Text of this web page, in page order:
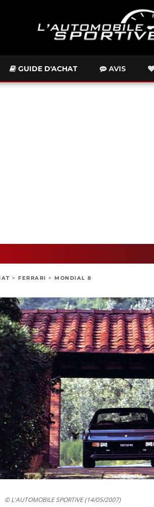
GUIDE D'ACHAT AVIS
> FERRARI > MONDIAL 8
© L'AUTOMOBILE SPORTIVE (14/05/2007)